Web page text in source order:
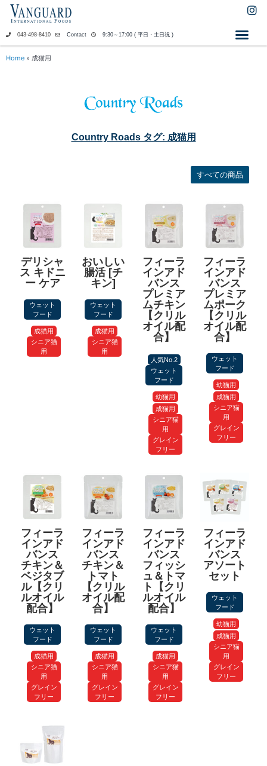
ス
キ
I
043-498-8410 Contact 9:30～17:00 ( 平日・土日祝 )
Home » 成猫用
Country Roads タグ: 成猫用
すべての商品
デリシャ
ス キドニ
ー ケア
ウェット
フード
成猫用
シニア猫
用
おいしい
腸活 [チ
キン]
ウェット
フード
成猫用
シニア猫
用
フィーラ
インアド
バンス
プレミア
ムチキン
【クリル
オイル配
合】
人気No.2
ウェット
フード
幼猫用
成猫用
シニア猫
用
グレイン
フリー
フィーラ
インアド
バンス
プレミア
ムポーク
【クリル
オイル配
合】
ウェット
フード
幼猫用
成猫用
シニア猫
用
グレイン
フリー
フィーラ
インアド
バンス
チキン＆
ベジタブ
ル【クリ
ルオイル
配合】
ウェット
フード
成猫用
シニア猫
用
グレイン
フリー
フィーラ
インアド
バンス
チキン＆
トマト
【クリル
オイル配
合】
ウェット
フード
成猫用
シニア猫
用
グレイン
フリー
フィーラ
インアド
バンス
フィッシ
ュ＆トマ
ト【クリ
ルオイル
配合】
ウェット
フード
成猫用
シニア猫
用
グレイン
フリー
フィーラ
インアド
バンス
アソート
セット
ウェット
フード
幼猫用
成猫用
シニア猫
用
グレイン
フリー